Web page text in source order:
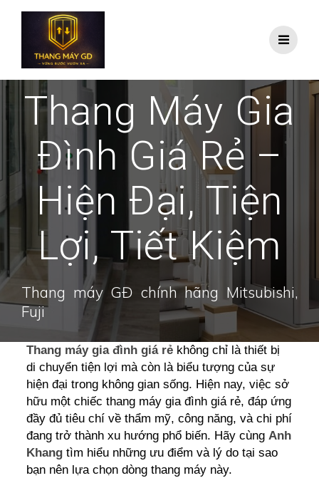
Thang Máy Gia
Đình Giá Rẻ –
Hiện Đại, Tiện
Lợi, Tiết Kiệm
Thang máy GĐ chính hãng Mitsubishi,
Fuji
Thang máy gia đình giá rẻ không chỉ là thiết bị
di chuyển tiện lợi mà còn là biểu tượng của sự
hiện đại trong không gian sống. Hiện nay, việc sở
hữu một chiếc thang máy gia đình giá rẻ, đáp ứng
đầy đủ tiêu chí về thẩm mỹ, công năng, và chi phí
đang trở thành xu hướng phổ biến. Hãy cùngAnh
Khang tìm hiểu những ưu điểm và lý do tại sao
bạn nên lựa chọn dòng thang máy này.